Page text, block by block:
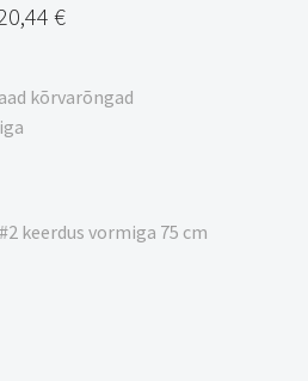
€
kõrvarõngad
keerdus vormiga 75 cm